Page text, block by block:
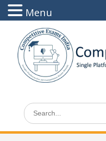
content
Search
for:
Menu